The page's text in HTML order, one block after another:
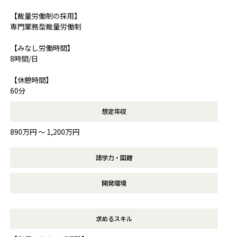
【裁量労働制の採用】
専門業務型裁量労働制
【みなし労働時間】
8時間/日
【休憩時間】
60分
想定年収
890万円 〜 1,200万円
語学力・国籍
開発環境
求めるスキル